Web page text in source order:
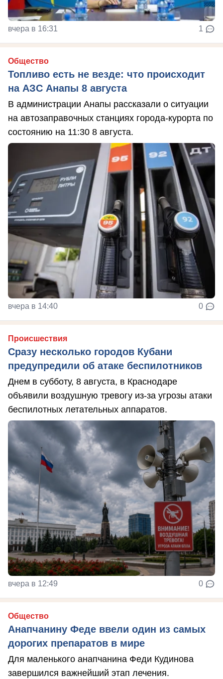
вчера в 16:31 1
Общество
Топливо есть не везде: что происходит
на АЗС Анапы 8 августа
В администрации Анапы рассказали о ситуации
на автозаправочных станциях города-курорта по
состоянию на 11:30 8 августа.
вчера в 14:40 0
Происшествия
Сразу несколько городов Кубани
предупредили об атаке беспилотников
Днем в субботу, 8 августа, в Краснодаре
объявили воздушную тревогу из-за угрозы атаки
беспилотных летательных аппаратов.
вчера в 12:49 0
Общество
Анапчанину Феде ввели один из самых
дорогих препаратов в мире
Для маленького анапчанина Феди Кудинова
завершился важнейший этап лечения.